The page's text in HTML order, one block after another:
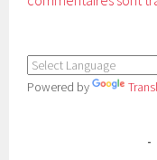
Powered by